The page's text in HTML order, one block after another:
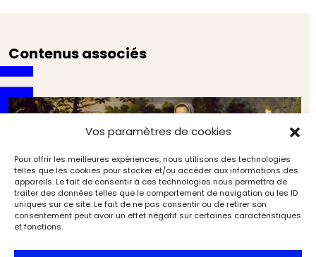
Vos paramètres de cookies
Pour offrir les meilleures expériences, nous utilisons des technologies
telles que les cookies pour stocker et/ou accéder aux informations des
appareils. Le fait de consentir à ces technologies nous permettra de
traiter des données telles que le comportement de navigation ou les ID
uniques sur ce site. Le fait de ne pas consentir ou de retirer son
consentement peut avoir un effet négatif sur certaines caractéristiques
et fonctions.
Contenus associés